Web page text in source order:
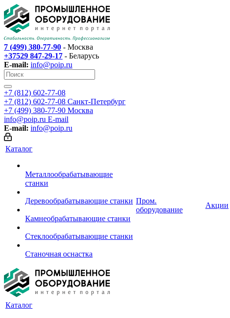
7 (499) 380-77-90 - Москва
+37529 847-29-17 - Беларусь
E-mail: info@poip.ru
+7 (812) 602-77-08
+7 (812) 602-77-08 Санкт-Петербург
+7 (499) 380-77-90 Москва
info@poip.ru E-mail
E-mail: info@poip.ru
Каталог
Металлообрабатывающие
станки
Деревообрабатывающие станки
Камнеобрабатывающие станки
Стеклообрабатывающие станки
Станочная оснастка
Пром.
оборудование
Акции
Каталог